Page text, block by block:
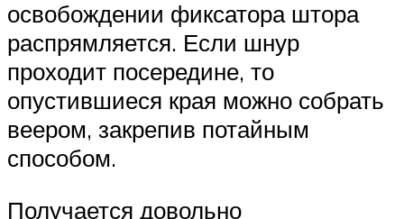
освобождении фиксатора штора
распрямляется. Если шнур
проходит посередине, то
опустившиеся края можно собрать
веером, закрепив потайным
способом.
Получается довольно